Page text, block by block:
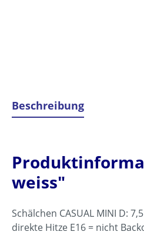
Beschreibung
weiss"
Schälchen CASUAL MINI D:
direkte Hitze E16 = nicht